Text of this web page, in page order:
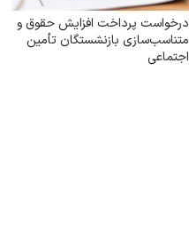
درخواست پرداخت افزایش حقوق و
متناسب‌سازی بازنشستگان تأمین
اجتماعی